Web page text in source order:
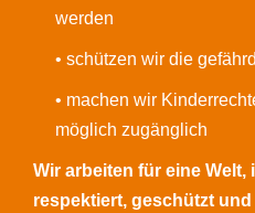
werden
• schützen wir die
• machen wir
möglich zugänglich
Wir arbeiten für eine
respektiert, geschützt